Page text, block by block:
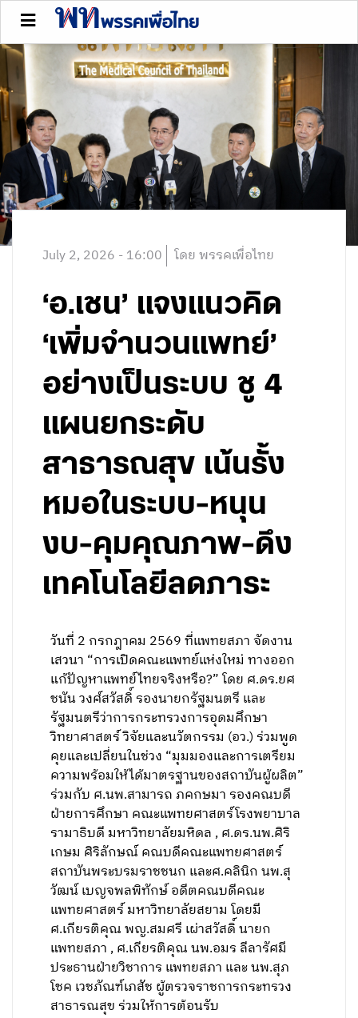
July 2, 2026 - 16:00 โดย พรรคเพื่อไทย
‘อ.เชน’ แจงแนวคิด
‘เพิ่มจำนวนแพทย์’
อย่างเป็นระบบ ชู 4
แผนยกระดับ
สาธารณสุข เน้นรั้ง
หมอในระบบ-หนุน
งบ-คุมคุณภาพ-ดึง
เทคโนโลยีลดภาระ
วันที่ 2 กรกฎาคม 2569 ที่แพทยสภา จัดงาน
เสวนา “การเปิดคณะแพทย์แห่งใหม่ ทางออก
แก้ปัญหาแพทย์ไทยจริงหรือ?” โดย ศ.ดร.ยศ
ชนัน วงศ์สวัสดิ์ รองนายกรัฐมนตรี และ
รัฐมนตรีว่าการกระทรวงการอุดมศึกษา
วิทยาศาสตร์ วิจัยและนวัตกรรม (อว.) ร่วมพูด
คุยและเปลี่ยนในช่วง “มุมมองและการเตรียม
ความพร้อมให้ได้มาตรฐานของสถาบันผู้ผลิต”
ร่วมกับ ศ.นพ.สามารถ ภคกษมา รองคณบดี
ฝ่ายการศึกษา คณะแพทยศาสตร์โรงพยาบาล
รามาธิบดี มหาวิทยาลัยมหิดล , ศ.ดร.นพ.ศิริ
เกษม ศิริลักษณ์ คณบดีคณะแพทยศาสตร์
สถาบันพระบรมราชชนก และศ.คลินิก นพ.สุ
วัฒน์ เบญจพลพิทักษ์ อดีตคณบดีคณะ
แพทยศาสตร์ มหาวิทยาลัยสยาม โดยมี
ศ.เกียรติคุณ พญ.สมศรี เผ่าสวัสดิ์ นายก
แพทยสภา , ศ.เกียรติคุณ นพ.อมร ลีลารัศมี
ประธานฝ่ายวิชาการ แพทยสภา และ นพ.สุภ
โชค เวชภัณฑ์เภสัช ผู้ตรวจราชการกระทรวง
สาธารณสุข ร่วมให้การต้อนรับ